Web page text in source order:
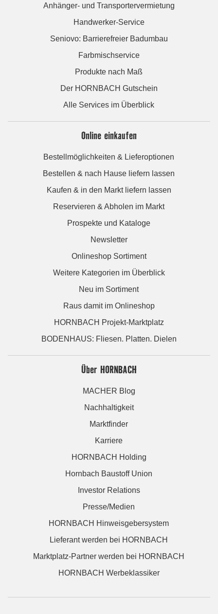
Anhänger- und Transportervermietung
Handwerker-Service
Seniovo: Barrierefreier Badumbau
Farbmischservice
Produkte nach Maß
Der HORNBACH Gutschein
Alle Services im Überblick
Online einkaufen
Bestellmöglichkeiten & Lieferoptionen
Bestellen & nach Hause liefern lassen
Kaufen & in den Markt liefern lassen
Reservieren & Abholen im Markt
Prospekte und Kataloge
Newsletter
Onlineshop Sortiment
Weitere Kategorien im Überblick
Neu im Sortiment
Raus damit im Onlineshop
HORNBACH Projekt-Marktplatz
BODENHAUS: Fliesen. Platten. Dielen
Über HORNBACH
MACHER Blog
Nachhaltigkeit
Marktfinder
Karriere
HORNBACH Holding
Hornbach Baustoff Union
Investor Relations
Presse/Medien
HORNBACH Hinweisgebersystem
Lieferant werden bei HORNBACH
Marktplatz-Partner werden bei HORNBACH
HORNBACH Werbeklassiker